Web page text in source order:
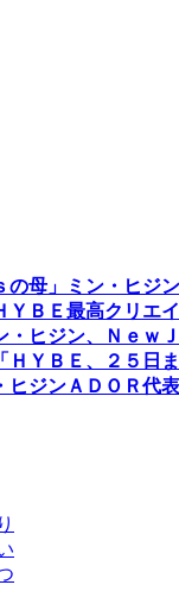
の母」ミン・ヒジ
ＹＢＥ最高クリエ
・ヒジン、Ｎｅｗ
ＨＹＢＥ、２５日
ヒジンＡＤＯＲ代